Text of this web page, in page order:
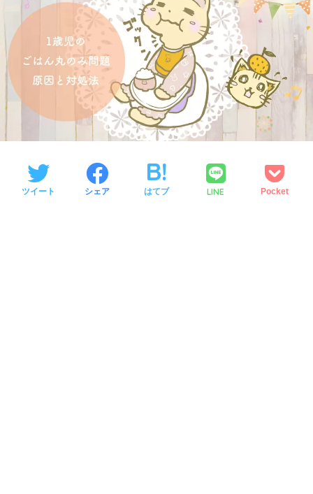
ツイート シェア はてブ LINE Pocket